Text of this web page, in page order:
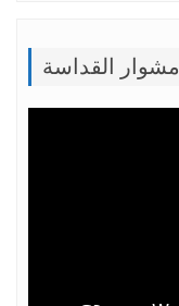
مشوار القداسة